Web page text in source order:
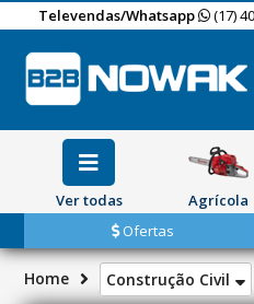
Televendas/Whatsapp (17)
Ver todas Agrícola
Ofertas
Home Construção Civil